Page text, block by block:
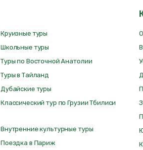
Круизные туры
Школьные туры
Туры по Восточной Анатолии
Туры в Тайланд
Дубайские туры
Классический тур по Грузии Тбилиси
Внутренние культурные туры
Поездка в Париж